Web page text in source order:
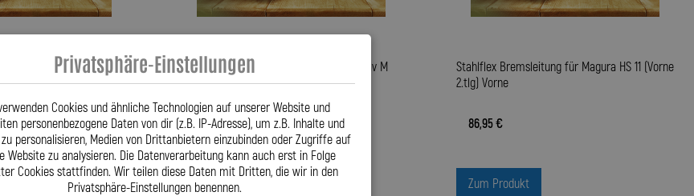
für Magura Clara (01-
Stahlflex Bremsleitung für Magura Gustav M
Vorne
56,95 €
Zum Produkt
Stahlflex Bremsleitung für Magura HS 11 (Vorne
2.tlg) Vorne
86,95 €
Zum Produkt
Privatsphäre-Einstellungen
Cookies und ähnliche Technologien auf unserer Website und
personenbezogene Daten von dir (z.B. IP-Adresse), um z.B. Inhalte und
zu personalisieren, Medien von Drittanbietern einzubinden oder Zugriffe auf
Website zu analysieren. Die Datenverarbeitung kann auch erst in Folge
Cookies stattfinden. Wir teilen diese Daten mit Dritten, die wir in den
Privatsphäre-Einstellungen benennen.